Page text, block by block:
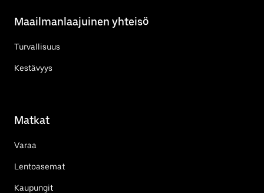
Maailmanlaajuinen yhteisö
Turvallisuus
Kestävyys
Matkat
Varaa
Lentoasemat
Kaupungit